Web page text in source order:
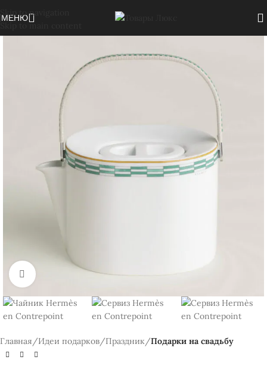
Skip to navigation
Skip to main content
МЕНЮ
Нажмите, чтобы увеличить
Главная Идеи подарков Праздник Подарки на свадьбу